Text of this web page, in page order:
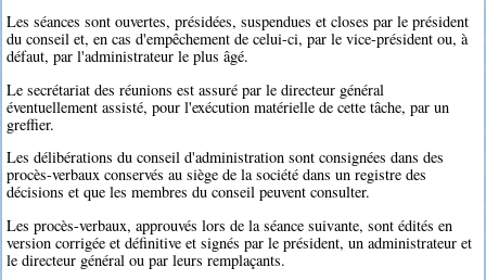
Les séances sont ouvertes, présidées, suspendues et closes par le président
du conseil et, en cas d'empêchement de celui-ci, par le vice-président ou, à
défaut, par l'administrateur le plus âgé.
Le secrétariat des réunions est assuré par le directeur général
éventuellement assisté, pour l'exécution matérielle de cette tâche, par un
greffier.
Les délibérations du conseil d'administration sont consignées dans des
procès-verbaux conservés au siège de la société dans un registre des
décisions et que les membres du conseil peuvent consulter.
Les procès-verbaux, approuvés lors de la séance suivante, sont édités en
version corrigée et définitive et signés par le président, un administrateur et
le directeur général ou par leurs remplaçants.